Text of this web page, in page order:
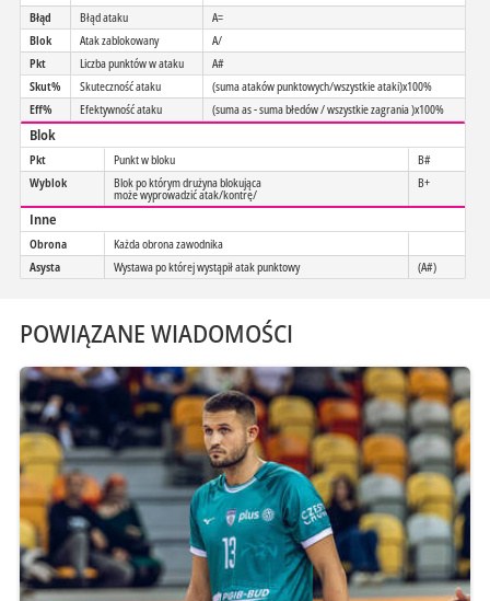
Błąd
Błąd ataku
A=
Blok
Atak zablokowany
A/
Pkt
Liczba punktów w ataku
A#
Skut%
Skuteczność ataku
(suma ataków punktowych/wszystkie ataki)x100%
Eff%
Efektywność ataku (suma as - suma błedów / wszystkie zagrania )x100%
Blok
Pkt Punkt w bloku
B#
Wyblok
Blok po którym drużyna blokująca
może wyprowadzić atak/kontrę/
B+
Inne
Obrona
Każda obrona zawodnika
Asysta
Wystawa po której wystąpił atak punktowy (A#)
POWIĄZANE WIADOMOŚCI